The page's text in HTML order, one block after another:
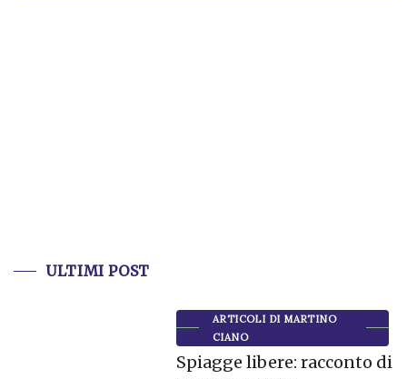
ULTIMI POST
ARTICOLI DI MARTINO
CIANO
Spiagge libere: racconto di